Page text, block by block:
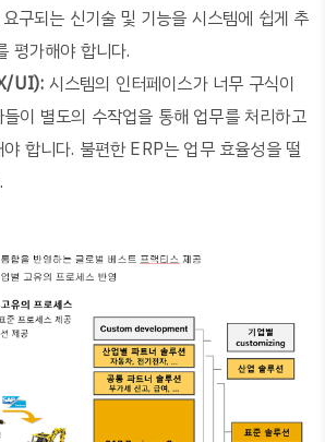
구되는 신기술 및 기능을 시스템에 쉽게 추
평가해야 합니다.
UI): 시스템의 인터페이스가 너무 구식이
이 별도의 수작업을 통해 업무를 처리하고
합니다. 불편한 ERP는 업무 효율성을 떨
.